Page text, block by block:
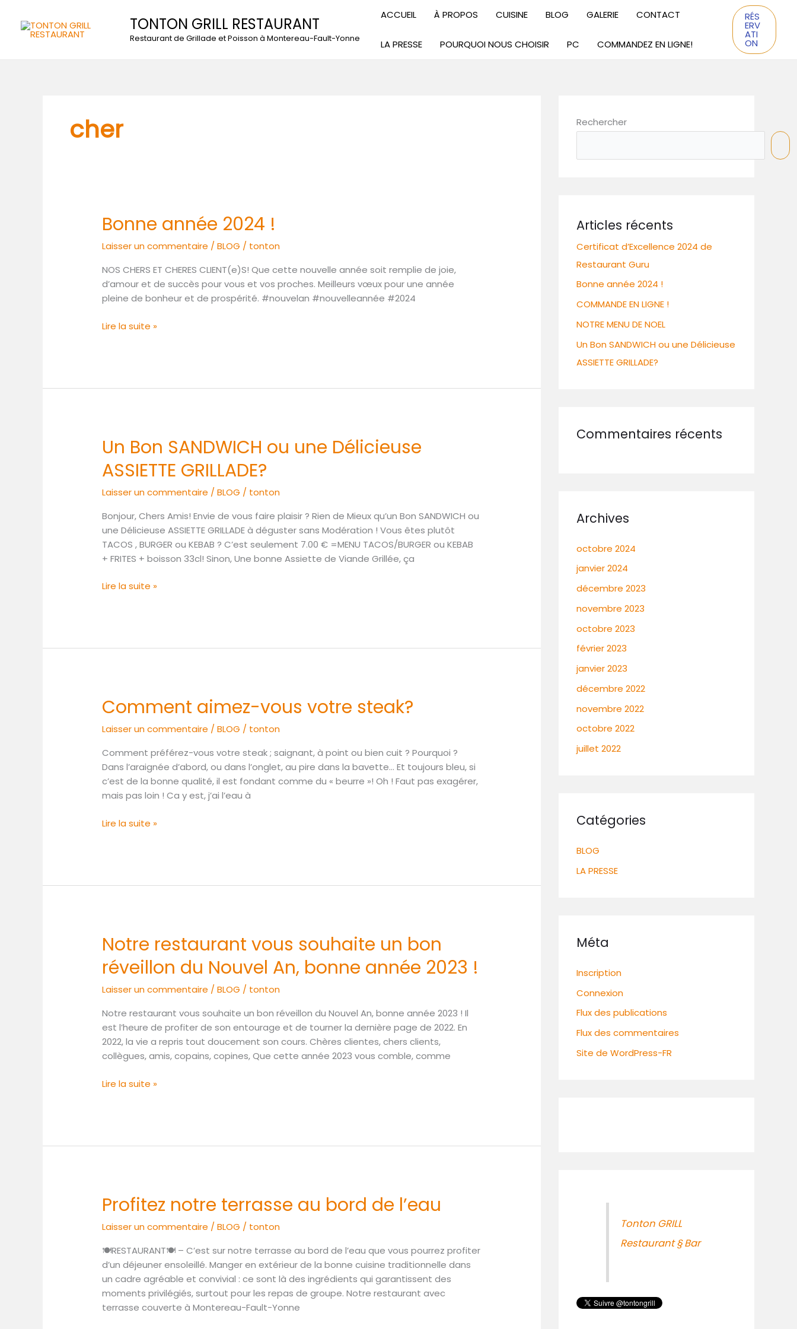
contenu
TONTON GRILL RESTAURANT
Restaurant de Grillade et Poisson à Montereau-Fault-Yonne
ACCUEIL À PROPOS CUISINE BLOG GALERIE CONTACT
LA PRESSE POURQUOI NOUS CHOISIR PC COMMANDEZ EN LIGNE!
RÉS
ERV
ATI
ON
cher
Bonne année 2024 !
Laisser un commentaire /BLOG / tonton
NOS CHERS ET CHERES CLIENT(e)S! Que cette nouvelle année soit remplie de joie,
d’amour et de succès pour vous et vos proches. Meilleurs vœux pour une année
pleine de bonheur et de prospérité. #nouvelan #nouvelleannée #2024
Bonne
année
2024
Lire la suite »
Un Bon SANDWICH ou une Délicieuse
ASSIETTE GRILLADE?
Laisser un commentaire /BLOG / tonton
Bonjour, Chers Amis! Envie de vous faire plaisir ? Rien de Mieux qu’un Bon SANDWICH ou
une Délicieuse ASSIETTE GRILLADE à déguster sans Modération ! Vous êtes plutôt
TACOS , BURGER ou KEBAB ? C’est seulement 7.00 € =MENU TACOS/BURGER ou KEBAB
+ FRITES + boisson 33cl! Sinon, Une bonne Assiette de Viande Grillée, ça
Un
Bon
SANDWICH
une
Délicieuse
ASSIETTE
GRILLADE?
Lire la suite »
Comment aimez-vous votre steak?
Laisser un commentaire /BLOG / tonton
Comment préférez-vous votre steak ; saignant, à point ou bien cuit ? Pourquoi ?
Dans l’araignée d’abord, ou dans l’onglet, au pire dans la bavette… Et toujours bleu, si
c’est de la bonne qualité, il est fondant comme du « beurre »! Oh ! Faut pas exagérer,
mais pas loin ! Ca y est, j’ai l’eau à
Comment
aimez-
vous
steak?
Lire la suite »
Notre restaurant vous souhaite un bon
réveillon du Nouvel An, bonne année 2023 !
Laisser un commentaire /BLOG / tonton
Notre restaurant vous souhaite un bon réveillon du Nouvel An, bonne année 2023 ! Il
est l’heure de profiter de son entourage et de tourner la dernière page de 2022. En
2022, la vie a repris tout doucement son cours. Chères clientes, chers clients,
collègues, amis, copains, copines, Que cette année 2023 vous comble, comme
Notre
restaurant
vous
un
bon
réveillon
du
Nouvel
bonne
Lire la suite »
Profitez notre terrasse au bord de l’eau
Laisser un commentaire /BLOG / tonton
🍽RESTAURANT🍽 – C’est sur notre terrasse au bord de l’eau que vous pourrez profiter
d’un déjeuner ensoleillé. Manger en extérieur de la bonne cuisine traditionnelle dans
un cadre agréable et convivial : ce sont là des ingrédients qui garantissent des
moments privilégiés, surtout pour les repas de groupe. Notre restaurant avec
terrasse couverte à Montereau-Fault-Yonne
Profitez
notre
terrasse
bord
de
l’eau
Rechercher
Articles récents
Certificat d’Excellence 2024 de
Restaurant Guru
Bonne année 2024 !
COMMANDE EN LIGNE !
NOTRE MENU DE NOEL
Un Bon SANDWICH ou une Délicieuse
ASSIETTE GRILLADE?
Commentaires récents
Archives
octobre 2024
janvier 2024
décembre 2023
novembre 2023
octobre 2023
février 2023
janvier 2023
décembre 2022
novembre 2022
octobre 2022
juillet 2022
Catégories
BLOG
LA PRESSE
Méta
Inscription
Connexion
Flux des publications
Flux des commentaires
Site de WordPress-FR
Tonton GRILL
Restaurant § Bar